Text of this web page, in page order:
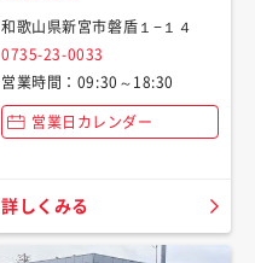
和歌山県新宮市磐盾１−１４
0735-23-0033
営業時間：09:30～18:30
営業日カレンダー
詳しくみる